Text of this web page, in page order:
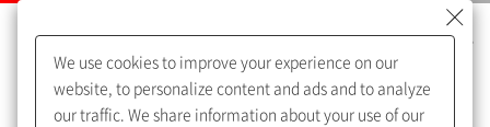
We use cookies to improve your experience on our
website, to personalize content and ads and to analyze
our traffic. We share information about your use of our